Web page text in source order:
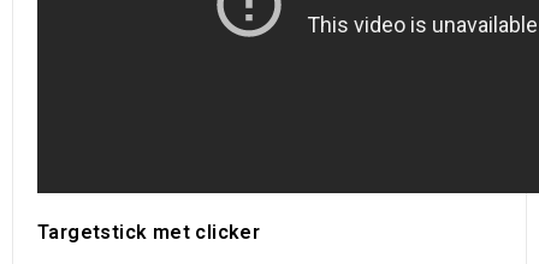
Targetstick met clicker